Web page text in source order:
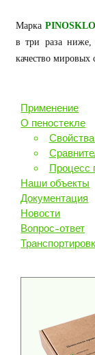
Марка PINOSKLO
в три раза ниже,
качество мировых
Применение
О пеностекле
Процесс
Наши объекты
Документация
Новости
Вопрос-ответ